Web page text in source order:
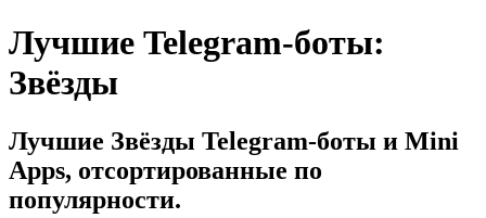
Лучшие Telegram-боты:
Звёзды
Лучшие Звёзды Telegram-боты и Mini
Apps, отсортированные по
популярности.